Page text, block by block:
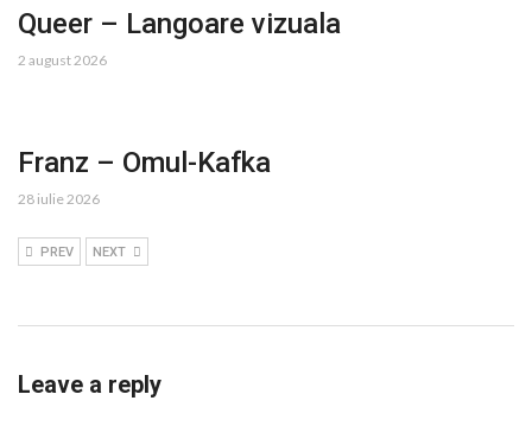
Queer – Langoare vizuala
2 august 2026
Franz – Omul-Kafka
28 iulie 2026
PREV NEXT
Leave a reply